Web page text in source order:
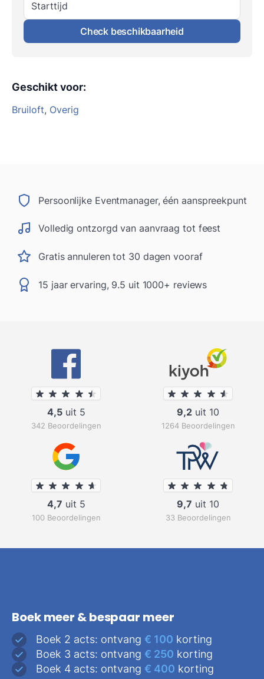
Starttijd
Check beschikbaarheid
Geschikt voor:
Bruiloft, Overig
Persoonlijke Eventmanager, één aanspreekpunt
Volledig ontzorgd van aanvraag tot feest
Gratis annuleren tot 30 dagen vooraf
15 jaar ervaring, 9.5 uit 1000+ reviews
4,5uit 5
342 Beoordelingen
9,2 uit 10
1264 Beoordelingen
4,7 uit 5
100 Beoordelingen
9,7 uit 10
33 Beoordelingen
Boek meer & bespaar meer
Boek 2 acts: ontvang € 100 korting
Boek 3 acts: ontvang € 250 korting
Boek 4 acts: ontvang € 400 korting